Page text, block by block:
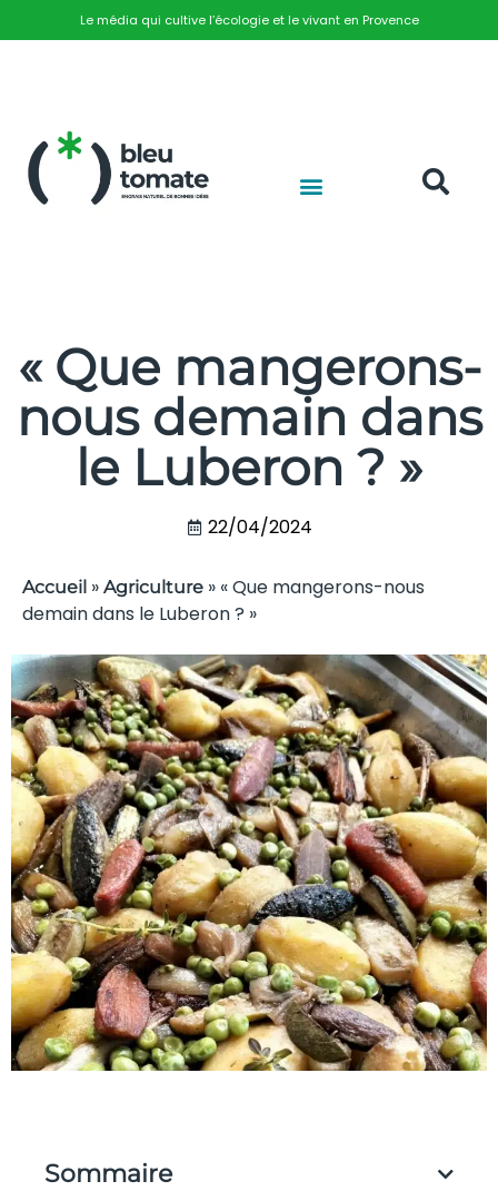
Le média qui cultive l’écologie et le vivant en Provence
« Que mangerons-
nous demain dans
le Luberon ? »
22/04/2024
Accueil » Agriculture » « Que mangerons-nous
demain dans le Luberon ? »
Sommaire